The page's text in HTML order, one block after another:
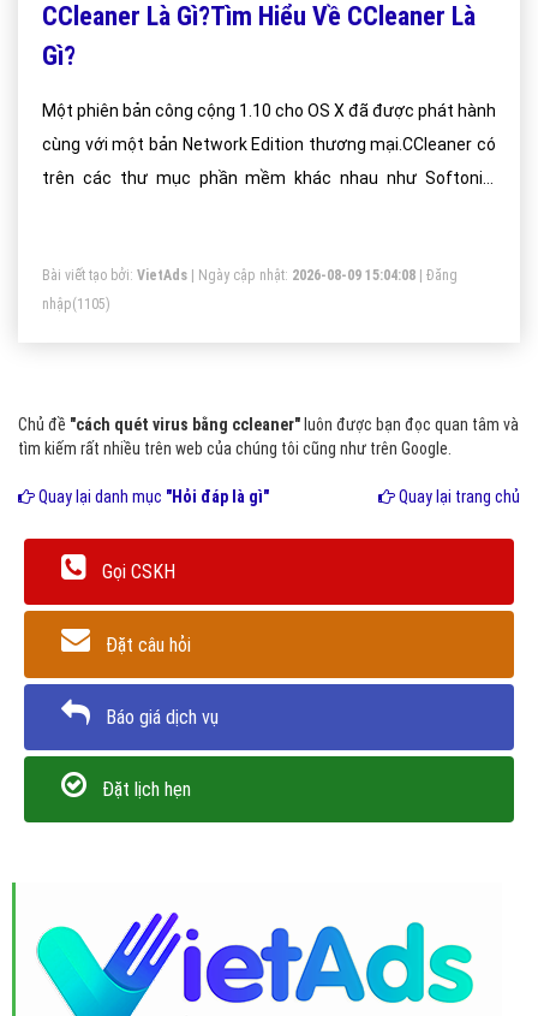
CCleaner Là Gì?Tìm Hiểu Về CCleaner Là
Gì?
Một phiên bản công cộng 1.10 cho OS X đã được phát hành
cùng với một bản Network Edition thương mại.CCleaner có
trên các thư mục phần mềm khác nhau như Softonic,
TechRadar, PC Magazine, TechRepublic
Bài viết tạo bởi: VietAds | Ngày cập nhật: 2026-08-09 15:04:08
Đăng
nhập(1105)
Chủ đề "cách quét virus bằng ccleaner" luôn được bạn đọc quan tâm và
tìm kiếm rất nhiều trên web của chúng tôi cũng như trên Google.
Quay lại danh mục "Hỏi đáp là gì" Quay lại trang chủ
Gọi CSKH
Đặt câu hỏi
Báo giá dịch vụ
Đặt lịch hẹn